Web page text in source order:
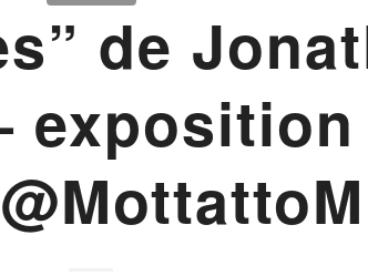
de
exposition